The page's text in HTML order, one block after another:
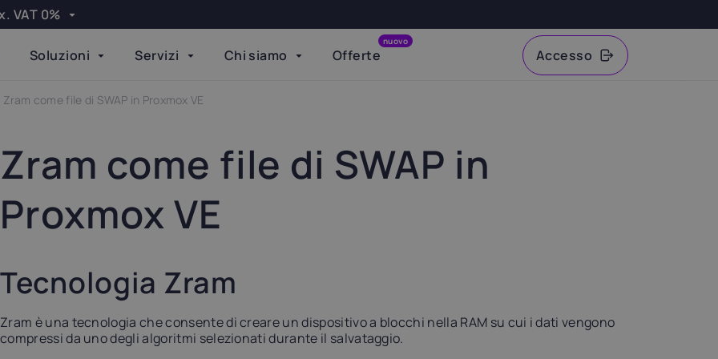
VAT 0%
Soluzioni Servizi Chi siamo
nuovo
Offerte Accesso
Zram come file di SWAP in Proxmox VE
Zram come file di SWAP in
Proxmox VE
Tecnologia Zram
Zram è una tecnologia che consente di creare un dispositivo a blocchi nella RAM su cui i dati vengono
compressi da uno degli algoritmi selezionati durante il salvataggio.
Apply
Bulgaria
Czech Republic
21%
Denmark
25%
Finland
Germany
Ireland
23%
Italy
22%
VAT
Done